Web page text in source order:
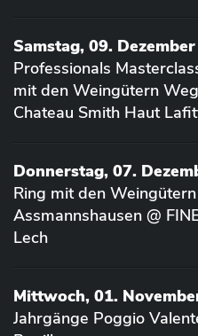
Samstag, 09.
Professionals
mit den Weingütern
Chateau Smith Haut
Donnerstag, 07.
Ring mit den
Assmannshausen @
Lech
Mittwoch, 01.
Jahrgänge Poggio